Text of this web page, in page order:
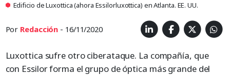
Edificio de Luxottica (ahora Essilorluxottica) en Atlanta. EE. UU.
Por Redacción - 16/11/2020
Luxottica sufre otro ciberataque. La compañía, que
con Essilor forma el grupo de óptica más grande del